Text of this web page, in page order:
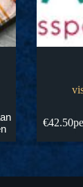
€42.50